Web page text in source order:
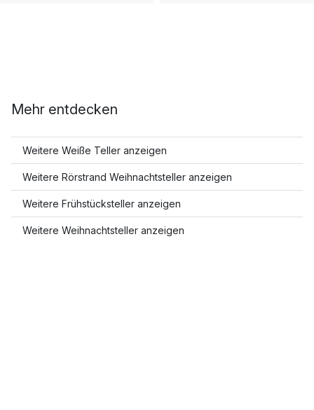
Mehr entdecken
Weitere Weiße Teller anzeigen
Weitere Rörstrand Weihnachtsteller anzeigen
Weitere Frühstücksteller anzeigen
Weitere Weihnachtsteller anzeigen